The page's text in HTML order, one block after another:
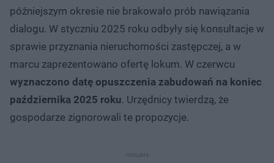
późniejszym okresie nie brakowało prób nawiązania
dialogu. W styczniu 2025 roku odbyły się konsultacje w
sprawie przyznania nieruchomości zastępczej, a w
marcu zaprezentowano ofertę lokum. W czerwcu
wyznaczono datę opuszczenia zabudowań na koniec
października 2025 roku. Urzędnicy twierdzą, że
gospodarze zignorowali te propozycje.